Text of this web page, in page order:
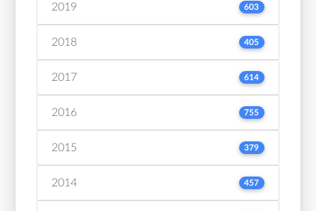
2019 603
2018 405
2017 614
2016 755
2015 379
2014 457